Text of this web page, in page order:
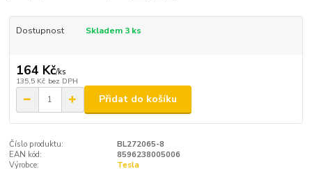
Dostupnost Skladem 3 ks
164 Kč/ks
135,5 Kč bez DPH
Přidat do košíku
Číslo produktu:
BL272065-8
EAN kód:
8596238005006
Výrobce:
Tesla